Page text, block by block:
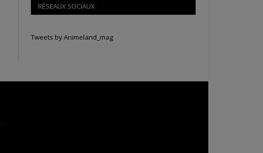
RÉSEAUX SOCIAUX
Tweets by Animeland_mag